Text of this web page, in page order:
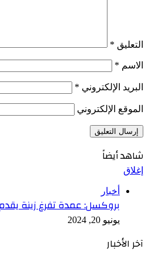
التعليق *
الاسم *
البريد الإلكتروني *
الموقع الإلكتروني
شاهد أيضاً
إغلاق
أخبار
بروكسل: عمدة تفرغ زينة يقدم
يونيو 20, 2024
آخر الأخبار